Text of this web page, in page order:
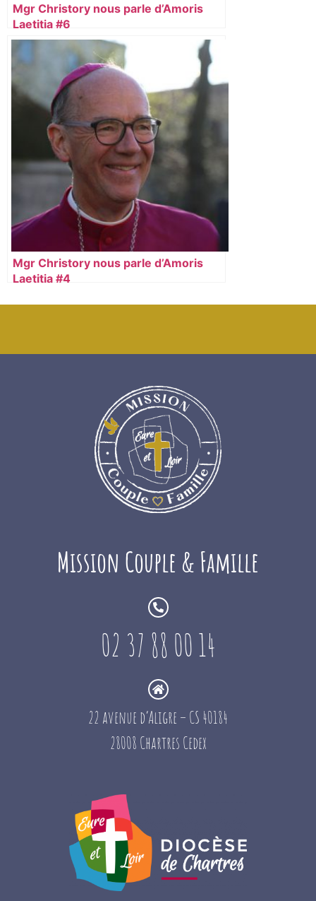
Mgr Christory nous parle d’Amoris
Laetitia #6
Mgr Christory nous parle d’Amoris
Laetitia #4
Mission Couple & Famille
02 37 88 00 14
22 avenue d’Aligre – CS 40184
28008 Chartres Cedex